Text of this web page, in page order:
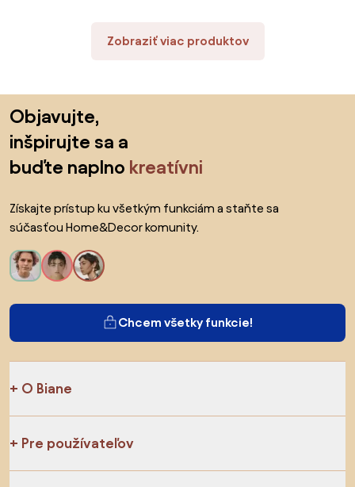
Zobraziť viac produktov
Objavujte,
inšpirujte sa a
buďte naplno kreatívni
Získajte prístup ku všetkým funkciám a staňte sa
súčasťou Home&Decor komunity.
Chcem všetky funkcie!
O Biane
Pre používateľov